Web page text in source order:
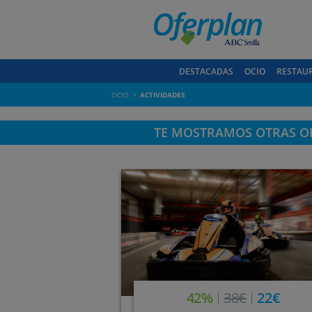
DESTACADAS OCIO
OCIO ACTIVIDADES
TE MOSTRAMOS OTRAS
42% 38€ 22€